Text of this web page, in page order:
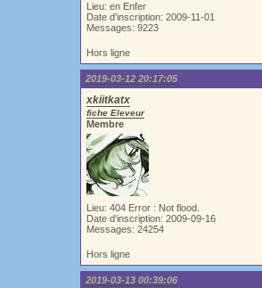
Lieu: en Enfer
Date d'inscription: 2009-11-01
Messages: 9223
Hors ligne
2019-03-12 20:17:05
xkiitkatx
fiche Eleveur
Membre
Lieu: 404 Error : Not flood.
Date d'inscription: 2009-09-16
Messages: 24254
Hors ligne
2019-03-13 00:39:06